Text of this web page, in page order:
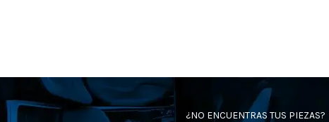
¿NO ENCUENTRAS TUS PIEZAS?